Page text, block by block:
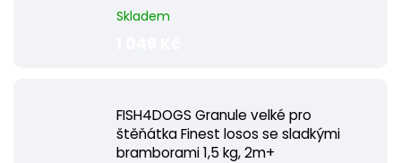
Skladem
FISH4DOGS Granule velké pro
štěňátka Finest losos se sladkými
bramborami 1,5 kg, 2m+